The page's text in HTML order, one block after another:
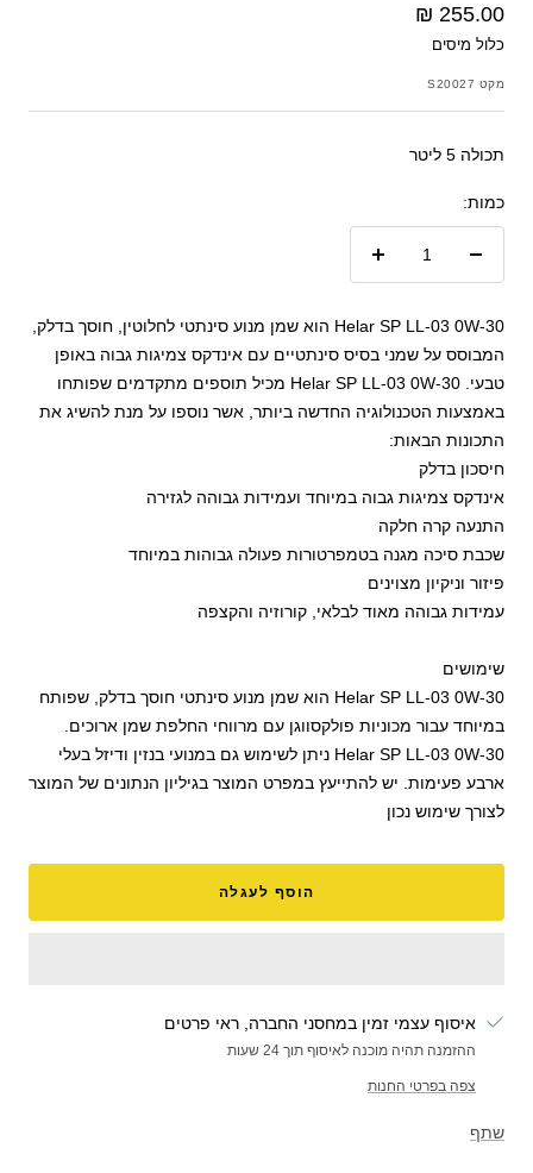
מחיר
מבצע
255.00 ₪
כלול מיסים
מקט S20027
תכולה 5 ליטר
כמות:
Helar SP LL-03 0W-30 הוא שמן מנוע סינתטי לחלוטין, חוסך בדלק,
המבוסס על שמני בסיס סינתטיים עם אינדקס צמיגות גבוה באופן
טבעי. Helar SP LL-03 0W-30 מכיל תוספים מתקדמים שפותחו
באמצעות הטכנולוגיה החדשה ביותר, אשר נוספו על מנת להשיג את
התכונות הבאות:
חיסכון בדלק
אינדקס צמיגות גבוה במיוחד ועמידות גבוהה לגזירה
התנעה קרה חלקה
שכבת סיכה מגנה בטמפרטורות פעולה גבוהות במיוחד
פיזור וניקיון מצוינים
עמידות גבוהה מאוד לבלאי, קורוזיה והקצפה
שימושים
Helar SP LL-03 0W-30 הוא שמן מנוע סינתטי חוסך בדלק, שפותח
במיוחד עבור מכוניות פולקסווגן עם מרווחי החלפת שמן ארוכים.
Helar SP LL-03 0W-30 ניתן לשימוש גם במנועי בנזין ודיזל בעלי
ארבע פעימות. יש להתייעץ במפרט המוצר בגיליון הנתונים של המוצר
לצורך שימוש נכון
הוסף לעגלה
איסוף עצמי זמין במחסני החברה, ראי פרטים
ההזמנה תהיה מוכנה לאיסוף תוך 24 שעות
צפה בפרטי החנות
שתף